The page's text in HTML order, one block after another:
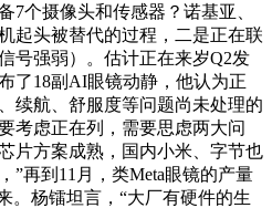
7个摄像头和传感器？诺基亚、
起头被替代的过程，二是正在联
号强弱）。估计正在来岁Q2发
了18副AI眼镜动静，他认为正
续航、舒服度等问题尚未处理的
考虑正在列，需要思虑两大问
片方案成熟，国内小米、字节也
”再到11月，类Meta眼镜的产量
。杨镭坦言，“大厂有硬件的生